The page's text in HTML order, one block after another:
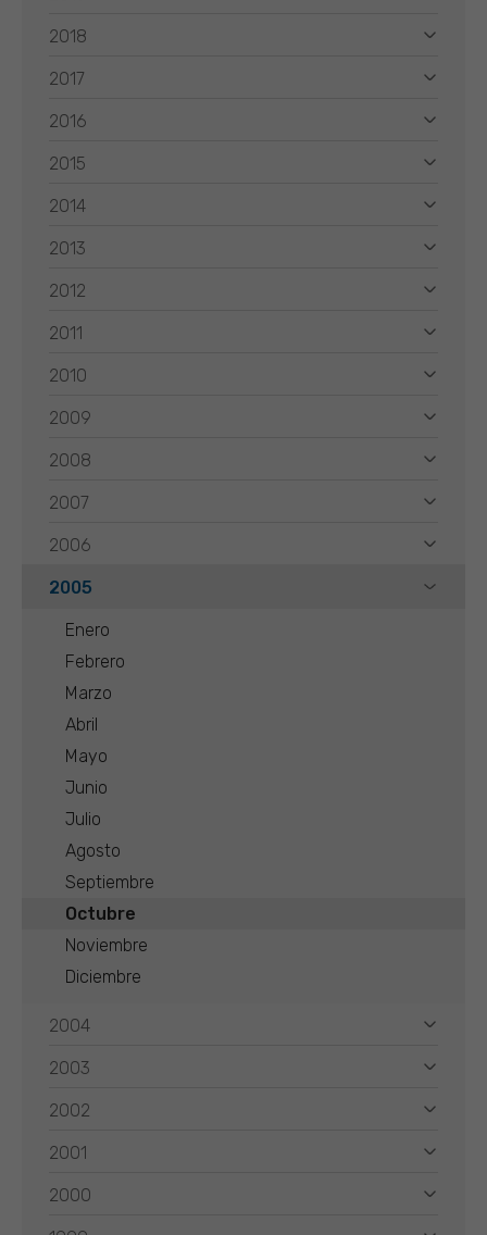
2018
2017
2016
2015
2014
2013
2012
2011
2010
2009
2008
2007
2006
2005
Enero
Febrero
Marzo
Abril
Mayo
Junio
Julio
Agosto
Septiembre
Octubre
Noviembre
Diciembre
2004
2003
2002
2001
2000